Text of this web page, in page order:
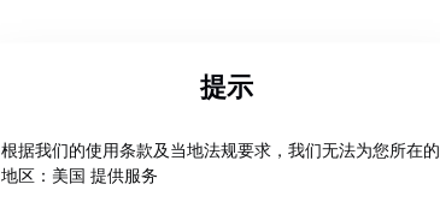
提示
根据我们的使用条款及当地法规要求，我们无法为您所在的
地区：美国 提供服务